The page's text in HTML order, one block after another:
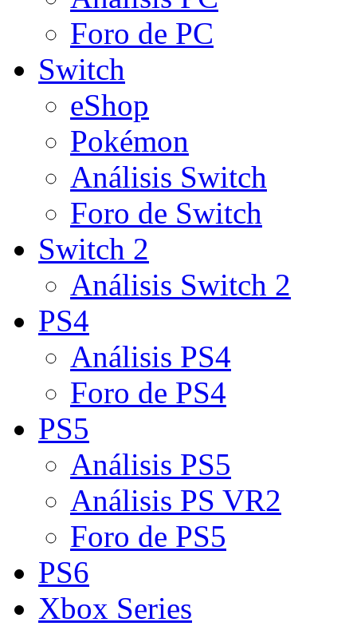
Foro de PC
Switch
eShop
Pokémon
Análisis Switch
Foro de Switch
Switch 2
Análisis Switch 2
PS4
Análisis PS4
Foro de PS4
PS5
Análisis PS5
Análisis PS VR2
Foro de PS5
PS6
Xbox Series